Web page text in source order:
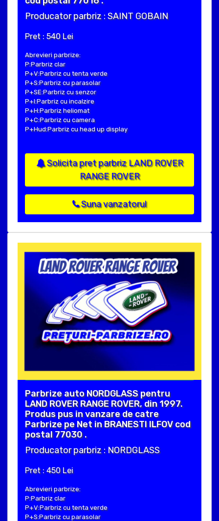
Producator parbriz : SAINT GOBAIN
Pret : 540 Lei
Abrevieri parbrize:
P:Parbriz clar
P+V:Parbriz cu tenta verde
P+S:Parbriz cu parasolar
P+SE:Parbriz cu senzor
P+I:Parbriz cu incalzire
P+H:Parbriz heliomat
P+C:Parbriz cu camera
P+Hud:Parbriz cu head up display
Solicita pret parbriz LAND ROVER
RANGE ROVER
Suna vanzatorul
Parbrize auto NORDGLASS pentru
LAND ROVER RANGE ROVER, din 1997.
Produs pus in vanzare de catre
Parbrize pe Net in BRANESTI ILFOV cod
postal 77030 .
Producator parbriz : NORDGLASS
Pret : 450 Lei
Abrevieri parbrize:
P:Parbriz clar
P+V:Parbriz cu tenta verde
P+S:Parbriz cu parasolar